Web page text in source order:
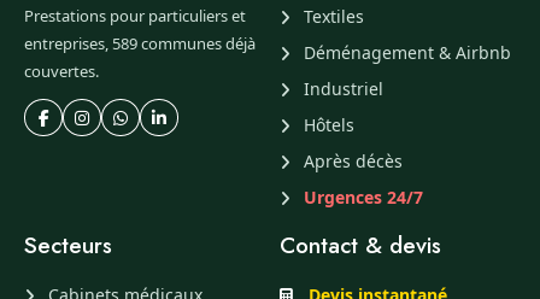
Prestations pour particuliers et
entreprises, 589 communes déjà
couvertes.
Textiles
Déménagement & Airbnb
Industriel
Hôtels
Après décès
Urgences 24/7
Secteurs Contact & devis